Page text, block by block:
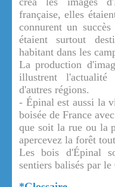
française, elles
connurent un
étaient surtout
habitant dans les
La production
illustrent
d'autres régions.
- Épinal est aussi la
boisée de France
que soit la rue ou la
apercevez la forêt
Les bois d'Épinal
sentiers balisés par